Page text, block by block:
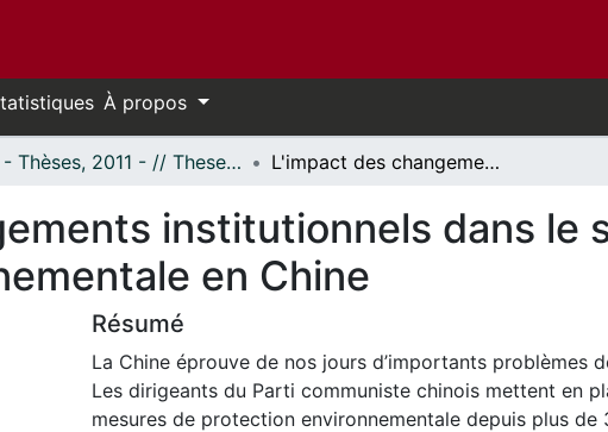
À propos
- Thèses, 2011 - // Theses, 2011 - L'impact des changements institutionnels dans le secteur de la protection environnementale en Chine
institutionnels dans le
en Chine
Résumé
La Chine éprouve de nos jours d’importants problèmes
Les dirigeants du Parti communiste chinois mettent en
mesures de protection environnementale depuis plus de